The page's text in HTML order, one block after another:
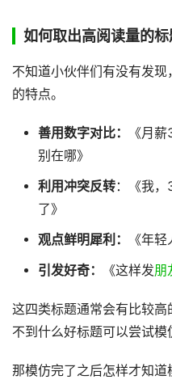
如何取出高阅读量的标
不知道小伙伴们有没有发
的特点。
善用数字对比：
《月
别在哪》
利用冲突反转：《我，
了》
观点鲜明犀利：
《年
引发好奇：
《这样发朋
这四类标题通常会有比较
不到什么好标题可以尝试模
那模仿完了之后怎样才知